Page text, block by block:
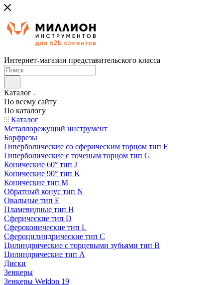
Интернет-магазин представительского класса
Каталог
По всему сайту
По каталогу
Каталог
Металлорежущий инструмент
Борфрезы
Гиперболические cо сферическим торцом тип F
Гиперболические с точеным торцом тип G
Конические 60° тип J
Конические 90° тип K
Конические тип M
Обратный конус тип N
Овальные тип E
Пламевидные тип H
Сферические тип D
Сфероконические тип L
Сфероцилиндрические тип C
Цилиндрические с торцевыми зубьями тип B
Цилиндрические тип А
Диски
Зенкеры
Зенкеры Weldon 19